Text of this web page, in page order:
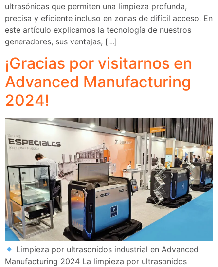
ultrasónicas que permiten una limpieza profunda,
precisa y eficiente incluso en zonas de difícil acceso. En
este artículo explicamos la tecnología de nuestros
generadores, sus ventajas, […]
¡Gracias por visitarnos en
Advanced Manufacturing
2024!
Limpieza por ultrasonidos industrial en Advanced
Manufacturing 2024 La limpieza por ultrasonidos